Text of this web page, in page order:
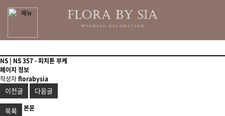
NS | NS 357 - 피치톤 부케
페이지 정보
작성자florabysia
이전글 다음글
목록 본문